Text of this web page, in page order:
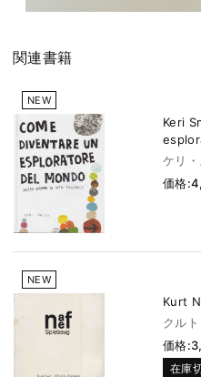
関連書籍
NEW
Keri
ケリ
価格
NEW
Kurt
クル
価格
在庫